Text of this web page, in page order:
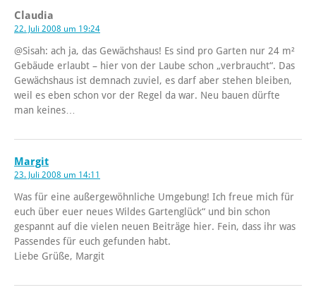
Claudia
22. Juli 2008 um 19:24
@Sisah: ach ja, das Gewächshaus! Es sind pro Garten nur 24 m²
Gebäude erlaubt – hier von der Laube schon „verbraucht“. Das
Gewächshaus ist demnach zuviel, es darf aber stehen bleiben,
weil es eben schon vor der Regel da war. Neu bauen dürfte
man keines…
Margit
23. Juli 2008 um 14:11
Was für eine außergewöhnliche Umgebung! Ich freue mich für
euch über euer neues Wildes Gartenglück“ und bin schon
gespannt auf die vielen neuen Beiträge hier. Fein, dass ihr was
Passendes für euch gefunden habt.
Liebe Grüße, Margit